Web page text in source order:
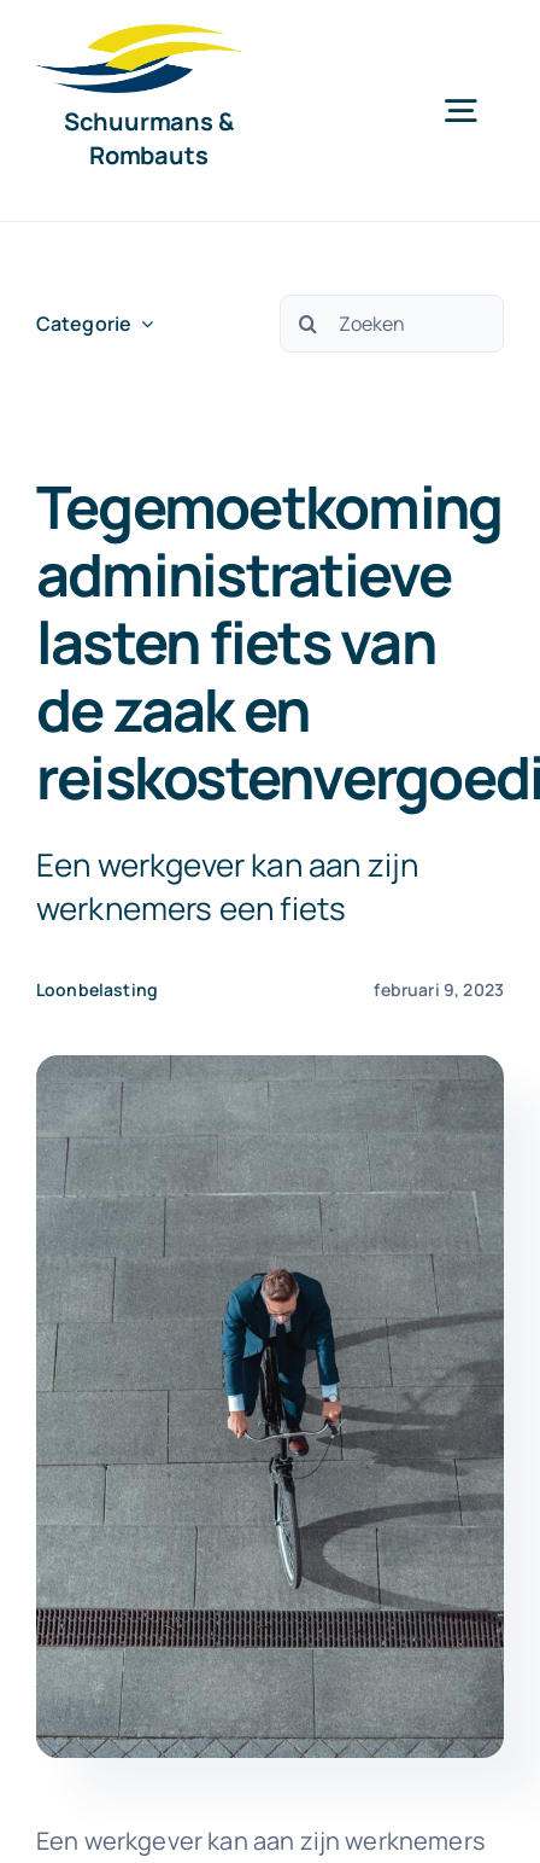
naar
Schuurmans &
Rombauts
Nieuws
Exact Online
Neem contact op!
Categorie
Zoeken
Tegemoetkoming
administratieve
lasten fiets van
de zaak en
Een werkgever kan aan zijn
werknemers een fiets
Loonbelasting februari 9, 2023
Een werkgever kan aan zijn werknemers